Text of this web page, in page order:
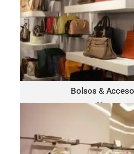
Bolsos &
30 piezas
solo $52.00 por
BOLSOS &
Este lote puede incluir una variedad
Michael Kors, Coach, Ralph Lauren,
Hilfiger, Calvin Klein, DKNY, Marc
Burch, Guess y
Haga Click
VESTIDOS Y TRAJES